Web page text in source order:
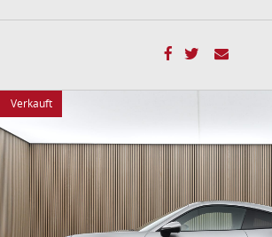
Verkauft